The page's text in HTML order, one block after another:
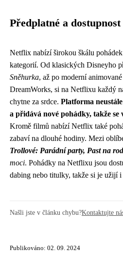
Předplatné a
Netflix nabízí širokou škálu
kategorií. Od klasických Disneyho
Sněhurka, až po moderní
DreamWorks, si na Netflixu každý
chytne za srdce. Platforma
a přidává nové pohádky, takže se
Kromě filmů nabízí Netflix také
zabaví na dlouhé hodiny. Mezi
Trollové: Parádní party, Past na
moci. Pohádky na Netflixu jsou
dabing nebo titulky, takže si je užijí
Našli jste v článku chybu?Kontaktujte
Publikováno: 02. 09. 2024